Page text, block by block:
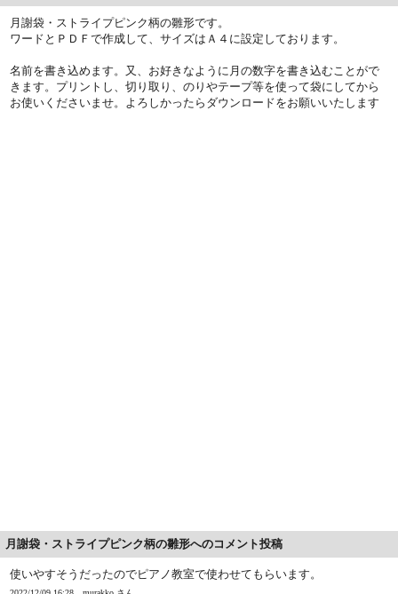
月謝袋・ストライプピンク柄の雛形です。
ワードとＰＤＦで作成して、サイズはＡ４に設定しております。
名前を書き込めます。又、お好きなように月の数字を書き込むことがで
きます。プリントし、切り取り、のりやテープ等を使って袋にしてから
お使いくださいませ。よろしかったらダウンロードをお願いいたします
月謝袋・ストライプピンク柄の雛形へのコメント投稿
使いやすそうだったのでピアノ教室で使わせてもらいます。